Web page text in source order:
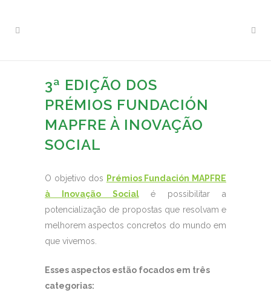
3ª EDIÇÃO DOS
PRÉMIOS FUNDACIÓN
MAPFRE À INOVAÇÃO
SOCIAL
O objetivo dos Prémios Fundación MAPFRE
à Inovação Socialé possibilitar a
potencialização de propostas que resolvam e
melhorem aspectos concretos do mundo em
que vivemos.
Esses aspectos estão focados em três
categorias: